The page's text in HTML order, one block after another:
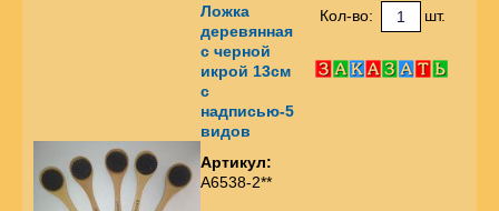
Ложка
деревянная
с черной
икрой 13см
с
надписью-5
видов
Артикул:
А6538-2**
Кол-во: шт.